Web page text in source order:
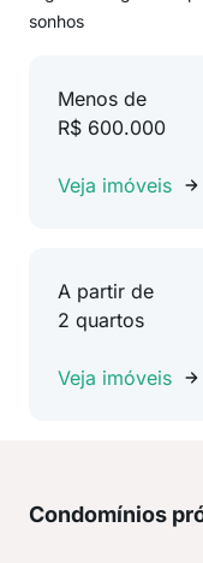
sonhos
Menos de
R$ 600.000
Veja imóveis
A partir de
2 quartos
Veja imóveis
Condomínios